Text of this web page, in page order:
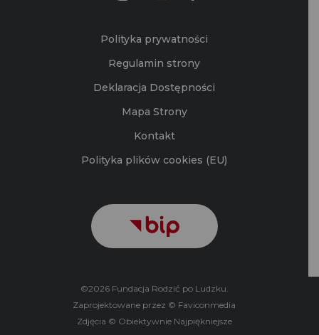
Polityka prywatności
Regulamin strony
Deklaracja Dostępności
Mapa Strony
Kontakt
Polityka plików cookies (EU)
©2026 Fundacja Rodzić po Ludzku.
Zaprojektowane przez © Faviconmedia
Zdjęcia © Obiektywnie Najpiękniejsze